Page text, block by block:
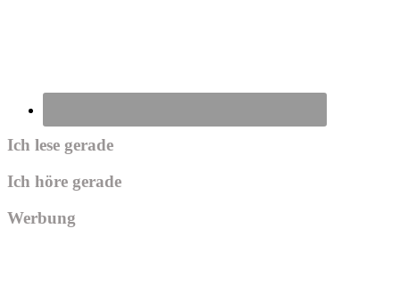
Ich lese gerade
Ich höre gerade
Werbung